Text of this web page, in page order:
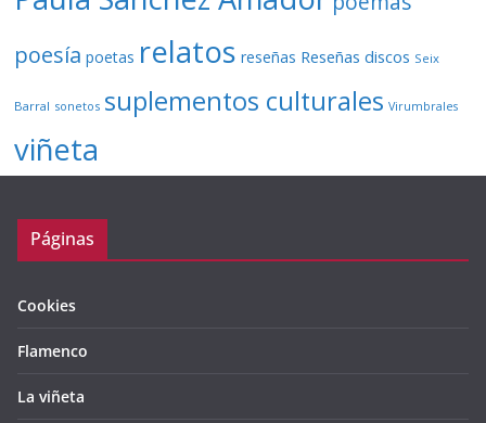
poesía poetas relatos reseñas Reseñas discos Seix
Barral sonetos suplementos culturales Virumbrales
viñeta
Páginas
Cookies
Flamenco
La viñeta